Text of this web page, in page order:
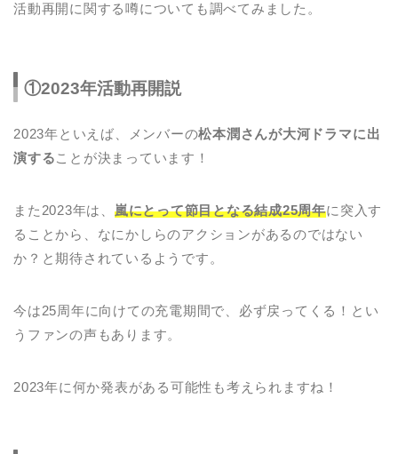
活動再開に関する噂についても調べてみました。
①2023年活動再開説
2023年といえば、メンバーの松本潤さんが大河ドラマに出
演することが決まっています！
また2023年は、 嵐にとって節目となる結成25周年に突入す
ることから、なにかしらのアクションがあるのではない
か？と期待されているようです。
今は25周年に向けての充電期間で、必ず戻ってくる！とい
うファンの声もあります。
2023年に何か発表がある可能性も考えられますね！